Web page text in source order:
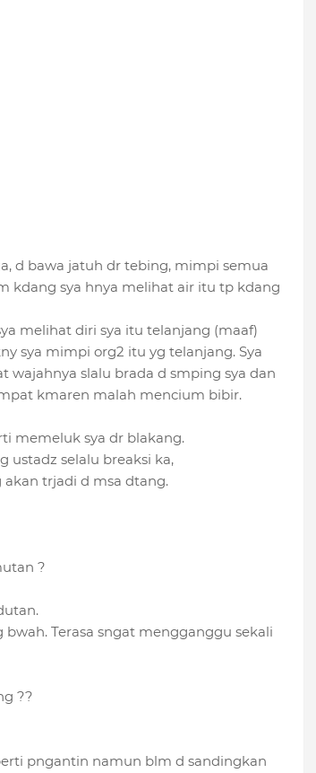
d bawa jatuh dr tebing, mimpi semua
kdang sya hnya melihat air itu tp kdang
melihat diri sya itu telanjang (maaf)
sya mimpi org2 itu yg telanjang. Sya
wajahnya slalu brada d smping sya dan
kmaren malah mencium bibir.
memeluk sya dr blakang.
ustadz selalu breaksi ka,
trjadi d msa dtang.
?
Terasa sngat mengganggu sekali
??
pngantin namun blm d sandingkan